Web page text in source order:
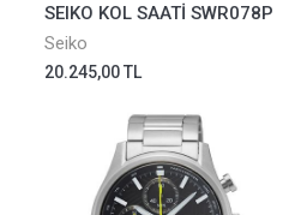
SEIKO KOL SAATİ SWR078P
Seiko
20.245,00 TL